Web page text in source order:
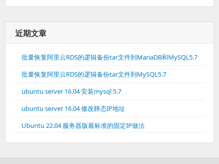
近期文章
批量恢复阿里云RDS的逻辑备份tar文件到MariaDB和MySQL5.7
批量恢复阿里云RDS的逻辑备份tar文件到MySQL5.7
ubuntu server 16.04 安装mysql 5.7
ubuntu server 16.04 修改静态IP地址
Ubuntu 22.04 服务器版最标准的固定IP做法